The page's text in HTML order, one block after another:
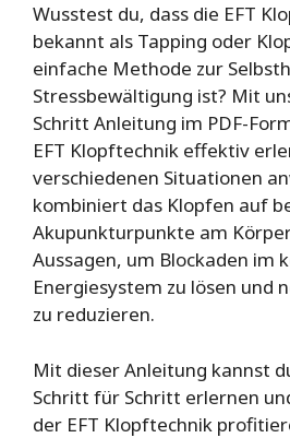
Wusstest du, dass die EFT
bekannt als Tapping oder
einfache Methode zur
Stressbewältigung ist? Mit
Schritt Anleitung im PDF-
EFT Klopftechnik effektiv
verschiedenen Situationen
kombiniert das Klopfen auf
Akupunkturpunkte am
Aussagen, um Blockaden im
Energiesystem zu lösen und
zu reduzieren.
Mit dieser Anleitung kannst
Schritt für Schritt erlernen
der EFT Klopftechnik